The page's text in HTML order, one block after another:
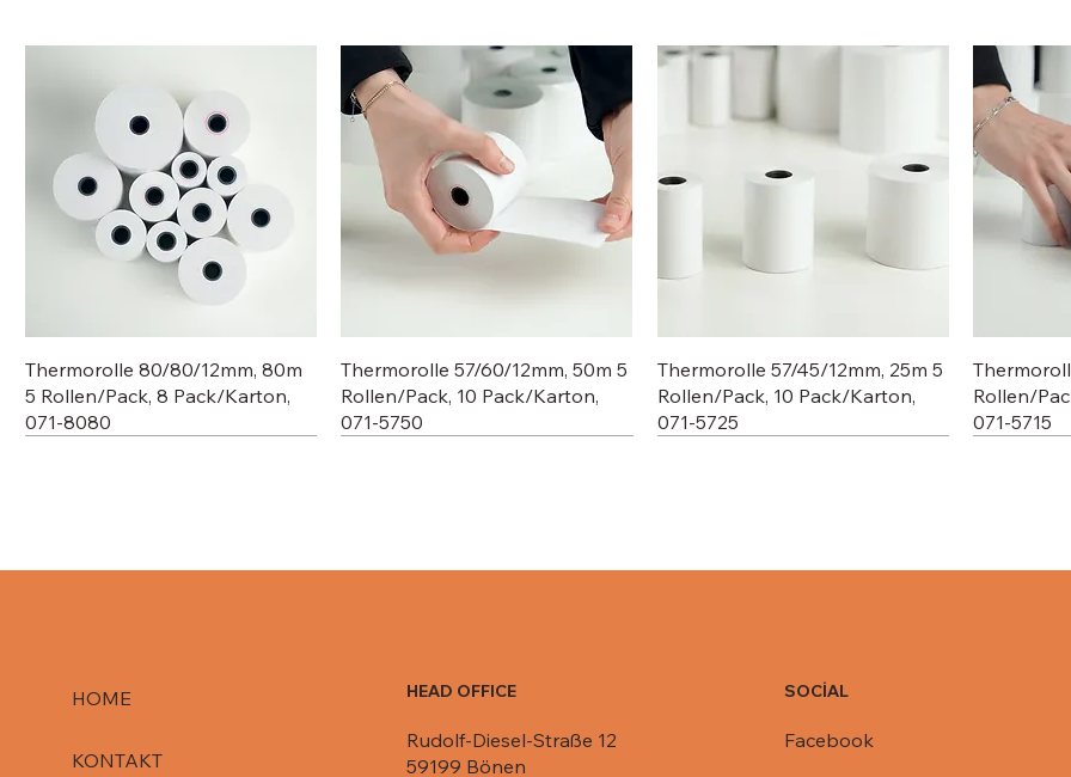
Thermorolle 80/80/12mm, 80m
5 Rollen/Pack, 8 Pack/Karton,
071-8080
Thermorolle 57/60/12mm, 50m 5
Rollen/Pack, 10 Pack/Karton,
071-5750
Thermorolle 57/45/12mm, 25m 5
Rollen/Pack, 10 Pack/Karton,
071-5725
Rollen/
071-5715
Deckel für Aluschale C807-1000,
Deckel für Aluschale C803-1450,
Deckel für
Deckel für Aluschale R84-861,
Deckel für Aluschale R1-845,
Deckel
Deckel für R651 L / 080-R651/
HOME
KONTAKT
HEAD OFFICE
Rudolf-Diesel-Straße 12
59199 Bönen
SOCİAL
Facebook